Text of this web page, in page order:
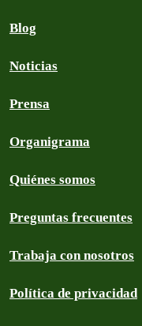
Blog
Noticias
Prensa
Organigrama
Quiénes somos
Preguntas frecuentes
Trabaja con nosotros
Política de privacidad